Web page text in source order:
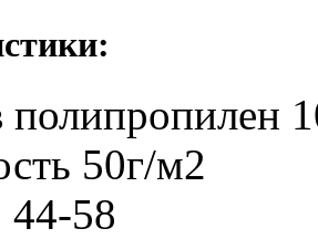
полипропилен
50г/м2
44-58